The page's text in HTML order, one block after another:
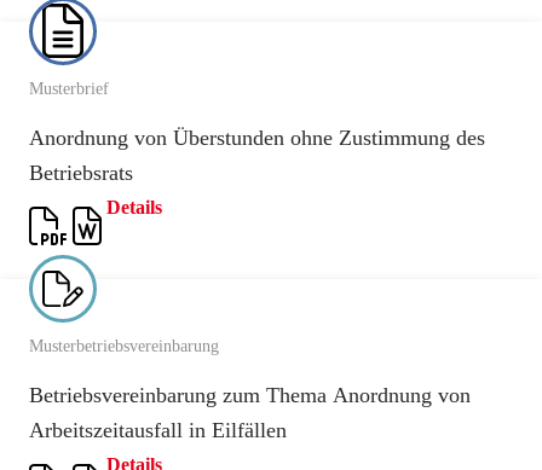
Musterbrief
Anordnung von Überstunden ohne Zustimmung des
Betriebsrats
Details
Musterbetriebsvereinbarung
Betriebsvereinbarung zum Thema Anordnung von
Arbeitszeitausfall in Eilfällen
Details